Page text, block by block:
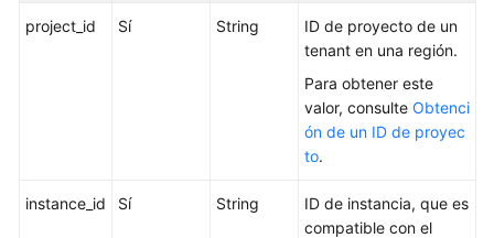
de
API
project_id Sí String
ID de proyecto de un
tenant en una región.
Para obtener este
valor, consulte Obtenci
ón de un ID de proyec
to.
instance_id Sí String
ID de instancia, que es
compatible con el